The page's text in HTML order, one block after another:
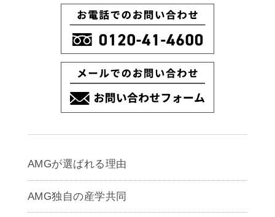
AMGが選ばれる理由
AMG独自の産学共同